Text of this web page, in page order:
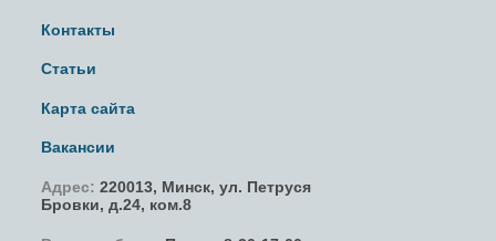
Контакты
Статьи
Карта сайта
Вакансии
Адрес: 220013, Минск, ул. Петруся
Бровки, д.24, ком.8